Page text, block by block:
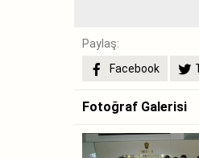
Paylaş:
Facebook
Fotoğraf Galerisi